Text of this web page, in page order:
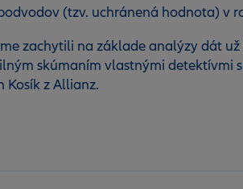
(tzv. uchránená hodnota) v
zachytili na základe analýzy dát
skúmaním vlastnými
Kosík z Allianz.